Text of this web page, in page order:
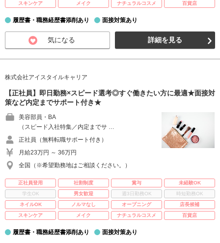
スキンケア
メイク ナチュラルコスメ 百貨店
履歴書・職務経歴書添削あり 面接対策あり
気になる 詳細を見る
株式会社アイスタイルキャリア
【正社員】即日勤務×スピード選考◎すぐ働きたい方に最適★面接対
策など内定までサポート付き★
美容部員・BA
（スピード入社特集／内定までサ …
正社員（無料転職サポート付き）
月給23万円 ～ 36万円
全国（※希望勤務地はご相談ください。）
正社員登用 社割制度 賞与
未経験OK
学生OK
男女歓迎 週3日勤務OK
時短勤務OK
ネイルOK
ノルマなし オープニング
店長候補
スキンケア
メイク ナチュラルコスメ 百貨店
履歴書・職務経歴書添削あり 面接対策あり